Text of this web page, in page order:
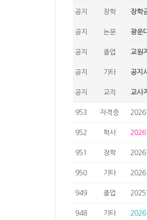
공지 장학 장학
공지 논문 광운
공지 졸업 교원
공지 기타 공지
공지 교직 교사
953 자격증 2026
952 학사 2026
951 장학 2026
950 기타 2026
949 졸업 2025
948 기타 2026